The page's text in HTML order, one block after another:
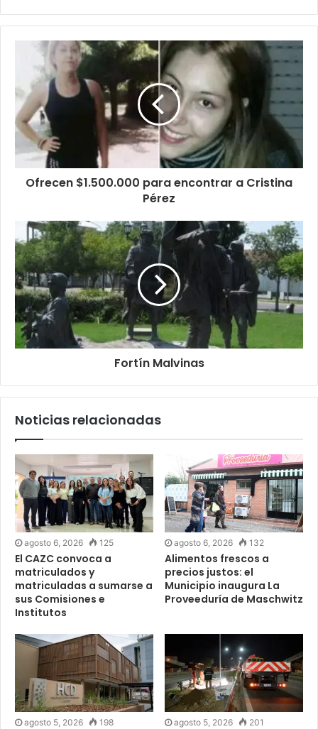
Ofrecen $1.500.000 para encontrar a Cristina
Pérez
Fortín Malvinas
Noticias relacionadas
agosto 6, 2026 125
El CAZC convoca a
matriculados y
matriculadas a sumarse a
sus Comisiones e
Institutos
agosto 6, 2026 132
Alimentos frescos a
precios justos: el
Municipio inaugura La
Proveeduría de Maschwitz
agosto 5, 2026 198 agosto 5, 2026 201